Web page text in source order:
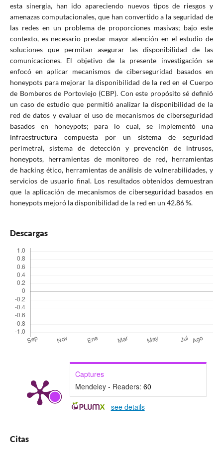
esta sinergia, han ido apareciendo nuevos tipos de riesgos y
amenazas computacionales, que han convertido a la seguridad de
las redes en un problema de proporciones masivas; bajo este
contexto, es necesario prestar mayor atención en el estudio de
soluciones que permitan asegurar las disponibilidad de las
comunicaciones. El objetivo de la presente investigación se
enfocó en aplicar mecanismos de ciberseguridad basados en
honeypots para mejorar la disponibilidad de la red en el Cuerpo
de Bomberos de Portoviejo (CBP). Con este propósito sé definió
un caso de estudio que permitió analizar la disponibilidad de la
red de datos y evaluar el uso de mecanismos de ciberseguridad
basados en honeypots; para lo cual, se implementó una
infraestructura compuesta por un sistema de seguridad
perimetral, sistema de detección y prevención de intrusos,
honeypots, herramientas de monitoreo de red, herramientas
de hacking ético, herramientas de análisis de vulnerabilidades, y
servicios de usuario final. Los resultados obtenidos demuestran
que la aplicación de mecanismos de ciberseguridad basados en
honeypots mejoró la disponibilidad de la red en un 42.86 %.
Descargas
Captures
Mendeley - Readers: 60
- see details
Citas